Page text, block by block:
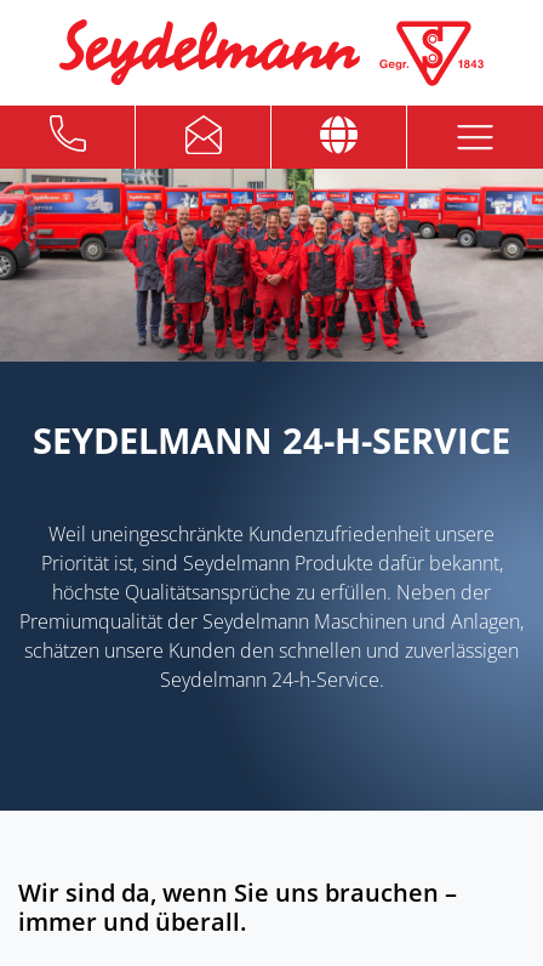
SEYDELMANN 24-H-SERVICE
Weil uneingeschränkte Kundenzufriedenheit unsere
Priorität ist, sind Seydelmann Produkte dafür bekannt,
höchste Qualitätsansprüche zu erfüllen. Neben der
Premiumqualität der Seydelmann Maschinen und Anlagen,
schätzen unsere Kunden den schnellen und zuverlässigen
Seydelmann 24-h-Service.
Wir sind da, wenn Sie uns brauchen –
immer und überall.